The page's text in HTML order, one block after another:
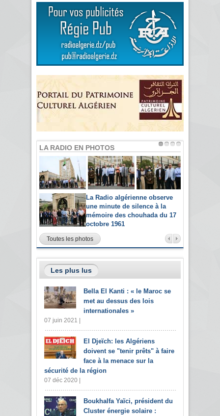
LA RADIO EN PHOTOS
La Radio algérienne observe
une minute de silence à la
mémoire des chouhada du 17
octobre 1961
Toutes les photos
Les plus lus
Bella El Kanti : « le Maroc se
met au dessus des lois
internationales »
07 juin 2021 |
El Djeïch: les Algériens
doivent se "tenir prêts" à faire
face à la menace sur la
sécurité de la région
07 déc 2020 |
Boukhalfa Yaïci, président du
Cluster énergie solaire :